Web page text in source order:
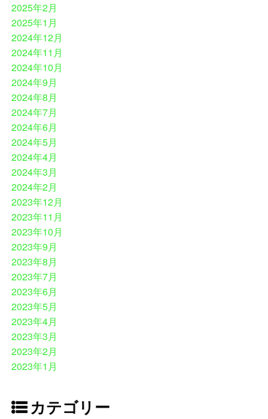
2025年2月
2025年1月
2024年12月
2024年11月
2024年10月
2024年9月
2024年8月
2024年7月
2024年6月
2024年5月
2024年4月
2024年3月
2024年2月
2023年12月
2023年11月
2023年10月
2023年9月
2023年8月
2023年7月
2023年6月
2023年5月
2023年4月
2023年3月
2023年2月
2023年1月
カテゴリー